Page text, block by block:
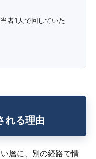
者1人で回していた
れる理由
層に、別の経路で情